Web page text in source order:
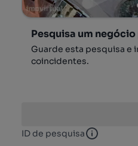
Pesquisa um
Guarde esta pesquisa e
coincidentes.
ID de pesquisa ID de